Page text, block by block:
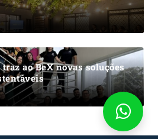
ao BeX novas soluções